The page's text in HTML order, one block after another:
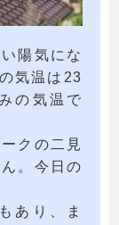
陽気にな
気温は23
の気温で
クの二見
。今日の
あり、ま